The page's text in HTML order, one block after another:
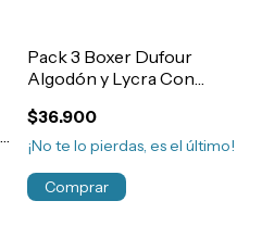
Pack 3 Boxer Dufour
Algodón y Lycra Con
Hombre Art.12058
$36.900
¡No te lo pierdas, es el último!
Comprar